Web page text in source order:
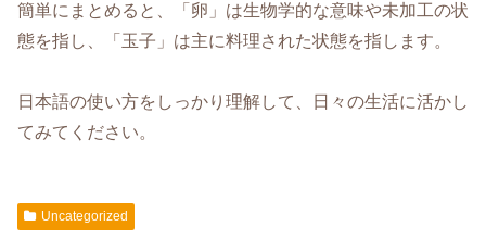
簡単にまとめると、「卵」は生物学的な意味や未加工の状
態を指し、「玉子」は主に料理された状態を指します。
日本語の使い方をしっかり理解して、日々の生活に活かし
てみてください。
Uncategorized